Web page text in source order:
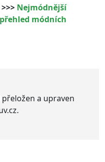
Nejmódnější
módních
a upraven